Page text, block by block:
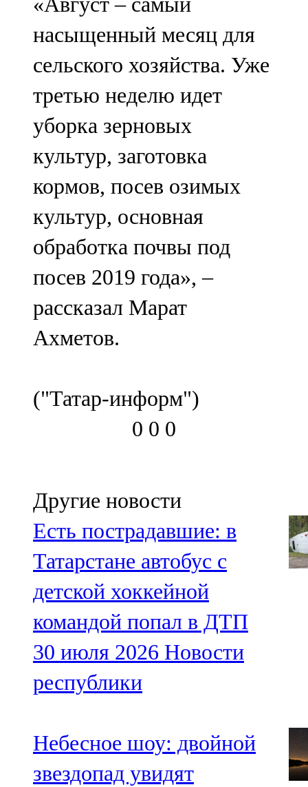
насыщенный месяц для
сельского хозяйства. Уже
третью неделю идет
уборка зерновых
культур, заготовка
кормов, посев озимых
культур, основная
обработка почвы под
посев 2019 года», –
рассказал Марат
Ахметов.
("Татар-информ")
0 0 0
Другие новости
Есть пострадавшие: в
Татарстане автобус с
детской хоккейной
командой попал в ДТП
30 июля 2026 Новости
республики
Небесное шоу: двойной
звездопад увидят